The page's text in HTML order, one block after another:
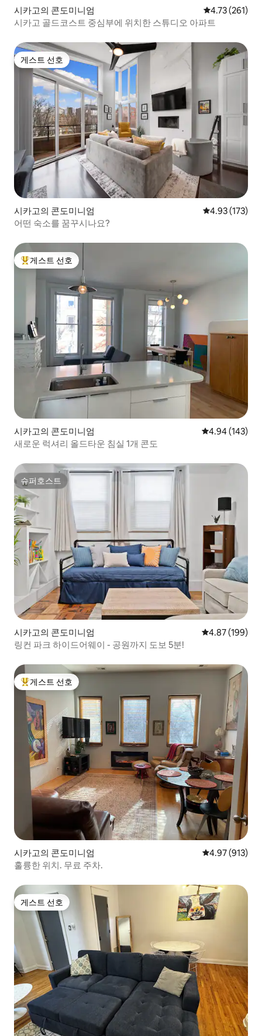
시카고의 콘도미니엄 평점 4.73점(5
4.73 (261)
시카고 골드코스트 중심부에 위치한 스튜디오 아파트
게스트 선호
게스트 선호
시카고의 콘도미니엄 평점 4.93점(5
4.93 (173)
어떤 숙소를 꿈꾸시나요?
상위 게스트 선호
게스트 선호
시카고의 콘도미니엄 평점 4.94점(5
4.94 (143)
새로운 럭셔리 올드타운 침실 1개 콘도
슈퍼호스트
슈퍼호스트
시카고의 콘도미니엄 평점 4.87점(5
4.87 (199)
링컨 파크 하이드어웨이 - 공원까지 도보 5분!
상위 게스트 선호
게스트 선호
시카고의 콘도미니엄 평점 4.97점(5
4.97 (913)
훌륭한 위치. 무료 주차.
게스트 선호
게스트 선호